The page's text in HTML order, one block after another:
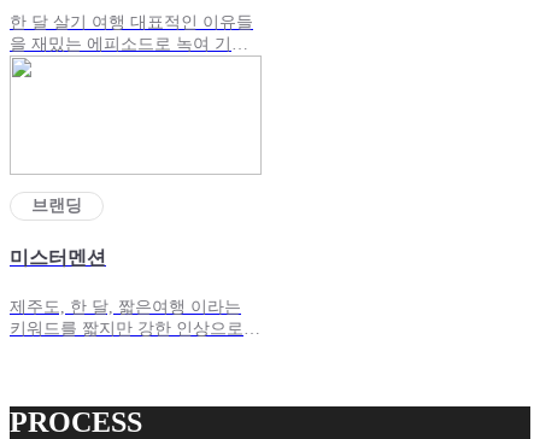
한 달 살기 여행 대표적인 이유들
을 재밌는 에피소드로 녹여 기획
한 브랜딩광고
브랜딩
미스터멘션
제주도, 한 달, 짧은여행 이라는
키워드를 짧지만 강한 인상으로
PROCESS